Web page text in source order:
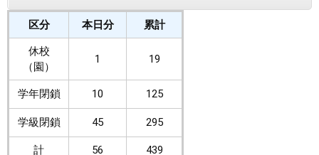
区分 本日分 累計
休校
（園）
1 19
学年閉鎖 10 125
学級閉鎖 45 295
計 56 439